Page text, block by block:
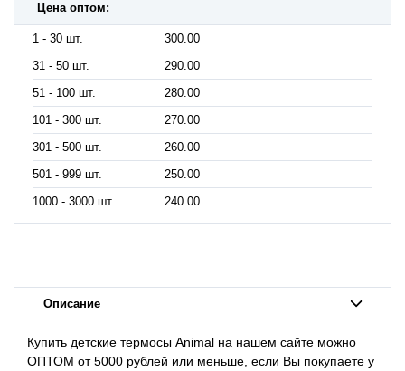
Цена оптом:
1 - 30 шт.
300.00
31 - 50 шт.
290.00
51 - 100 шт.
280.00
101 - 300 шт.
270.00
301 - 500 шт.
260.00
501 - 999 шт.
250.00
1000 - 3000 шт.
240.00
Описание
Купить детские термосы Animal на нашем сайте можно
ОПТОМ от 5000 рублей или меньше, если Вы покупаете у